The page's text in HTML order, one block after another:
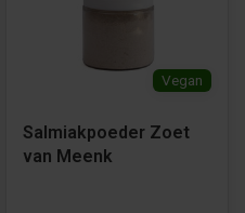
Vegan
Salmiakpoeder Zoet
van Meenk